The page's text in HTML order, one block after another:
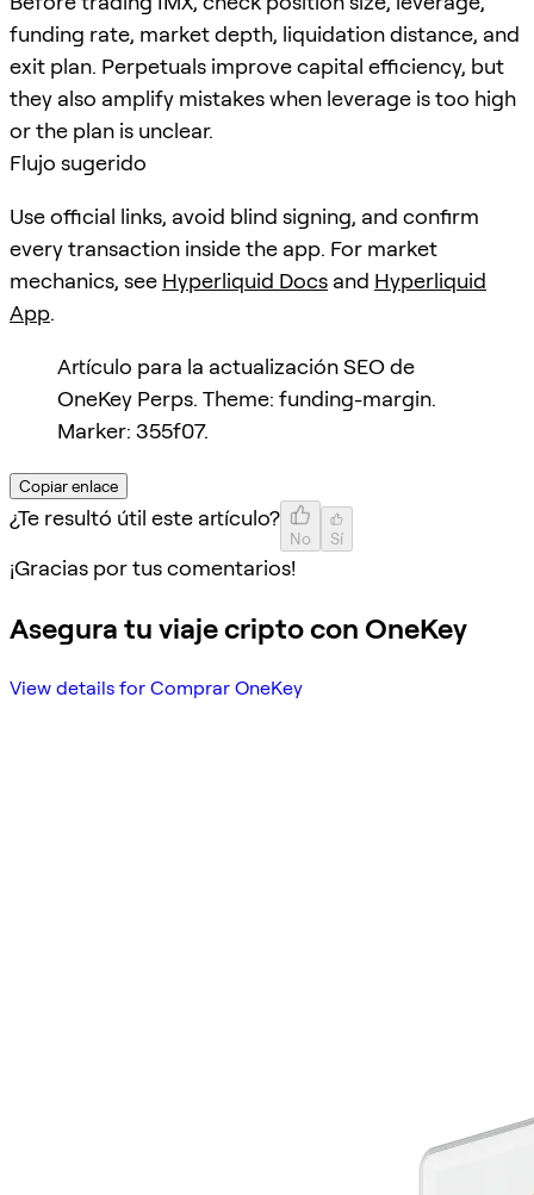
funding rate, market depth, liquidation distance, and
exit plan. Perpetuals improve capital efficiency, but
they also amplify mistakes when leverage is too high
or the plan is unclear.
Flujo sugerido
Use official links, avoid blind signing, and confirm
every transaction inside the app. For market
mechanics, see Hyperliquid Docs and Hyperliquid
App.
Artículo para la actualización SEO de
OneKey Perps. Theme: funding-margin.
Marker: 355f07.
Copiar enlace
¿Te resultó útil este artículo?
No Sí
¡Gracias por tus comentarios!
Asegura tu viaje cripto con OneKey
View details for Comprar OneKey